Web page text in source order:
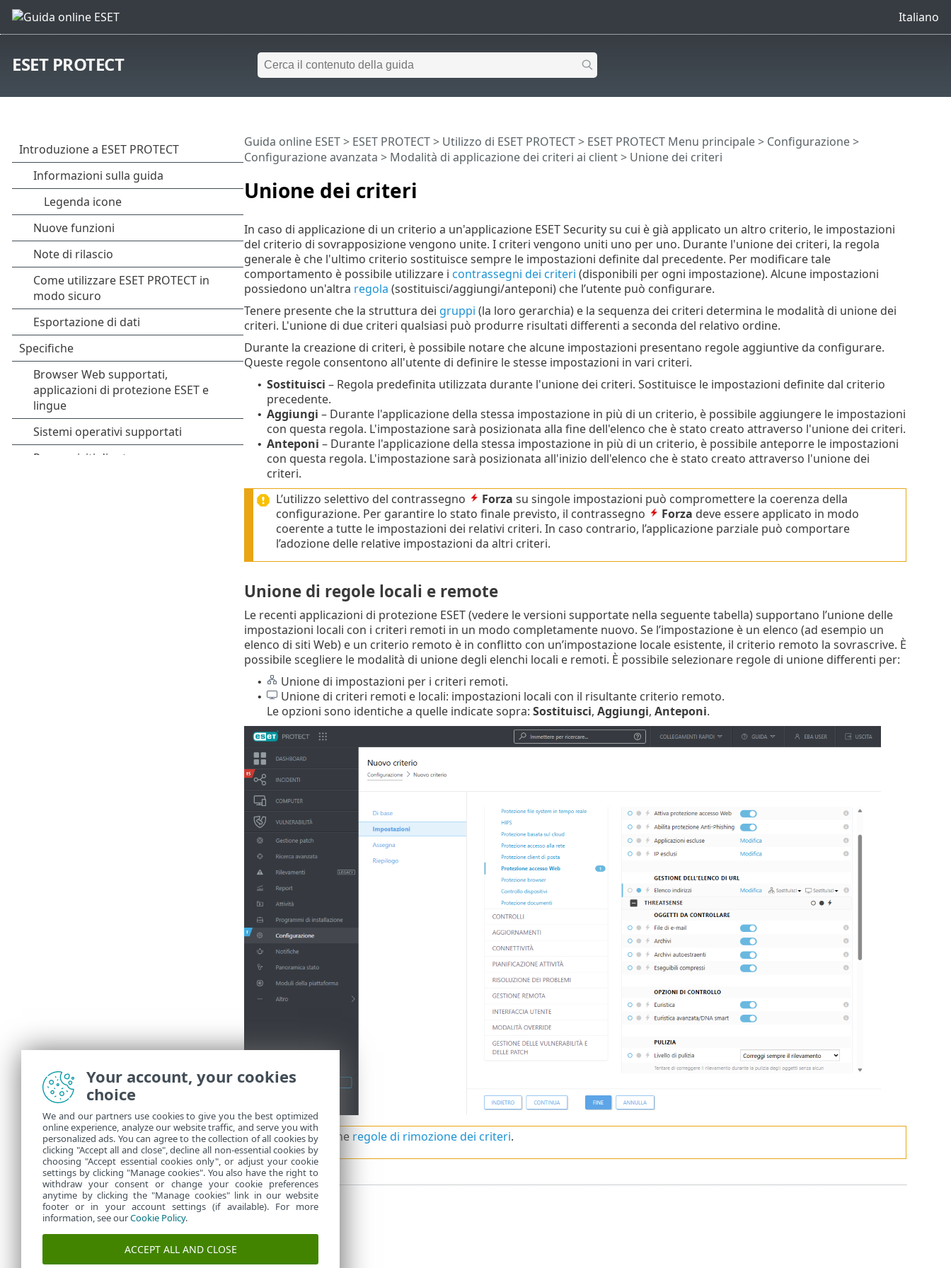
Italiano
ESET PROTECT
Unione dei criteri
Guida online ESET> ESET PROTECT> Utilizzo di ESET PROTECT> ESET PROTECT Menu principale> Configurazione>
Configurazione avanzata > Modalità di applicazione dei criteri ai client> Unione dei criteri
In caso di applicazione di un criterio a un'applicazione ESET Security su cui è già applicato un altro criterio, le impostazioni
del criterio di sovrapposizione vengono unite. I criteri vengono uniti uno per uno. Durante l'unione dei criteri, la regola
generale è che l'ultimo criterio sostituisce sempre le impostazioni definite dal precedente. Per modificare tale
comportamento è possibile utilizzare i contrassegni dei criteri (disponibili per ogni impostazione). Alcune impostazioni
possiedono un'altra regola (sostituisci/aggiungi/anteponi) che l’utente può configurare.
Tenere presente che la struttura dei gruppi (la loro gerarchia) e la sequenza dei criteri determina le modalità di unione dei
criteri. L'unione di due criteri qualsiasi può produrre risultati differenti a seconda del relativo ordine.
Durante la creazione di criteri, è possibile notare che alcune impostazioni presentano regole aggiuntive da configurare.
Queste regole consentono all'utente di definire le stesse impostazioni in vari criteri.
• Sostituisci – Regola predefinita utilizzata durante l'unione dei criteri. Sostituisce le impostazioni definite dal criterio
precedente.
• Aggiungi – Durante l'applicazione della stessa impostazione in più di un criterio, è possibile aggiungere le impostazioni
con questa regola. L'impostazione sarà posizionata alla fine dell'elenco che è stato creato attraverso l'unione dei criteri.
• Anteponi – Durante l'applicazione della stessa impostazione in più di un criterio, è possibile anteporre le impostazioni
con questa regola. L'impostazione sarà posizionata all'inizio dell'elenco che è stato creato attraverso l'unione dei
criteri.
L’utilizzo selettivo del contrassegno
Forza su singole impostazioni può compromettere la coerenza della
configurazione. Per garantire lo stato finale previsto, il contrassegno
Forza deve essere applicato in modo
coerente a tutte le impostazioni dei relativi criteri. In caso contrario, l’applicazione parziale può comportare
l’adozione delle relative impostazioni da altri criteri.
Unione di regole locali e remote
Le recenti applicazioni di protezione ESET (vedere le versioni supportate nella seguente tabella) supportano l’unione delle
impostazioni locali con i criteri remoti in un modo completamente nuovo. Se l’impostazione è un elenco (ad esempio un
elenco di siti Web) e un criterio remoto è in conflitto con un’impostazione locale esistente, il criterio remoto la sovrascrive. È
possibile scegliere le modalità di unione degli elenchi locali e remoti. È possibile selezionare regole di unione differenti per:
• Unione di impostazioni per i criteri remoti.
•
Unione di criteri remoti e locali: impostazioni locali con il risultante criterio remoto.
Le opzioni sono identiche a quelle indicate sopra: Sostituisci, Aggiungi, Anteponi.
Vedere anche regole di rimozione dei criteri.
Your account, your cookies
choice
We and our partners use cookies to give you the best optimized
online experience, analyze our website traffic, and serve you with
personalized ads. You can agree to the collection of all cookies by
clicking "Accept all and close", decline all non-essential cookies by
choosing "Accept essential cookies only", or adjust your cookie
settings by clicking "Manage cookies". You also have the right to
withdraw your consent or change your cookie preferences
anytime by clicking the "Manage cookies" link in our website
footer or in your account settings (if available). For more
information, see ourCookie Policy.
ACCEPT ALL AND CLOSE